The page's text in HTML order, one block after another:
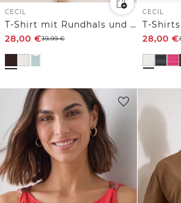
CECIL
T-Shirt mit Rundhals und Struktur
28,00 €39,99€
CECIL
28,00 €